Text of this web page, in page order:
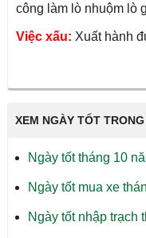
công làm lò nhuộm lò
Việc xấu: Xuất hành
XEM NGÀY TỐT
Ngày tốt tháng 10
Ngày tốt mua xe
Ngày tốt nhập trạch